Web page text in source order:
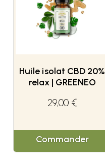
Huile isolat CBD 20%
relax | GREENEO
29,00 €
Commander